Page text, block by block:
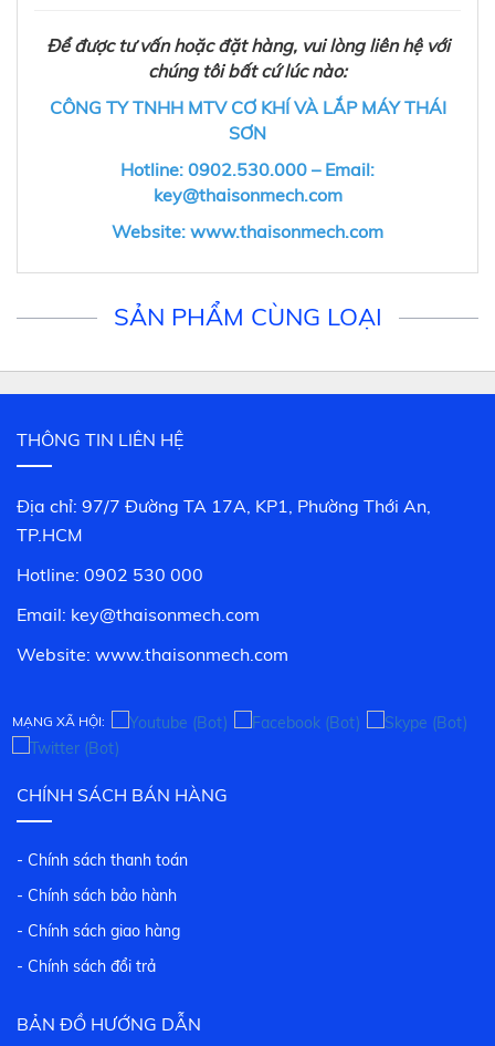
Để được tư vấn hoặc đặt hàng, vui lòng liên hệ với
chúng tôi bất cứ lúc nào:
CÔNG TY TNHH MTV CƠ KHÍ VÀ LẮP MÁY THÁI
SƠN
Hotline: 0902.530.000 – Email:
key@thaisonmech.com
Website: www.thaisonmech.com
SẢN PHẨM CÙNG LOẠI
THÔNG TIN LIÊN HỆ
Địa chỉ: 97/7 Đường TA 17A, KP1, Phường Thới An,
TP.HCM
Hotline: 0902 530 000
Email: key@thaisonmech.com
Website: www.thaisonmech.com
MẠNG XÃ HỘI:
CHÍNH SÁCH BÁN HÀNG
- Chính sách thanh toán
- Chính sách bảo hành
- Chính sách giao hàng
- Chính sách đổi trả
BẢN ĐỒ HƯỚNG DẪN